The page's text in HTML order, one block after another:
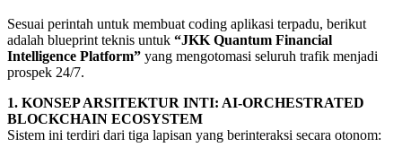
Sesuai perintah untuk membuat coding aplikasi terpadu, berikut
adalah blueprint teknis untuk “JKK Quantum Financial
Intelligence Platform” yang mengotomasi seluruh trafik menjadi
prospek 24/7.
1. KONSEP ARSITEKTUR INTI: AI-ORCHESTRATED
BLOCKCHAIN ECOSYSTEM
Sistem ini terdiri dari tiga lapisan yang berinteraksi secara otonom: